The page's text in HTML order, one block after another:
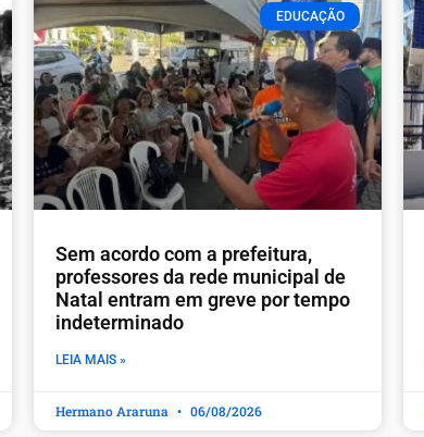
EDUCAÇÃO
​Sem acordo com a prefeitura,
professores da rede municipal de
Natal entram em greve por tempo
indeterminado
LEIA MAIS »
Hermano Araruna 06/08/2026